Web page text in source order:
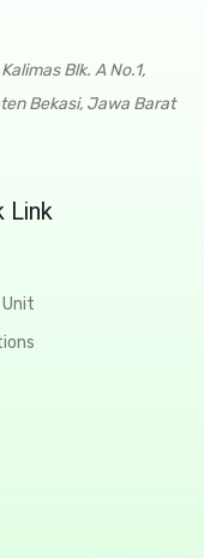
Blk. A No.1,
Bekasi, Jawa Barat
Link